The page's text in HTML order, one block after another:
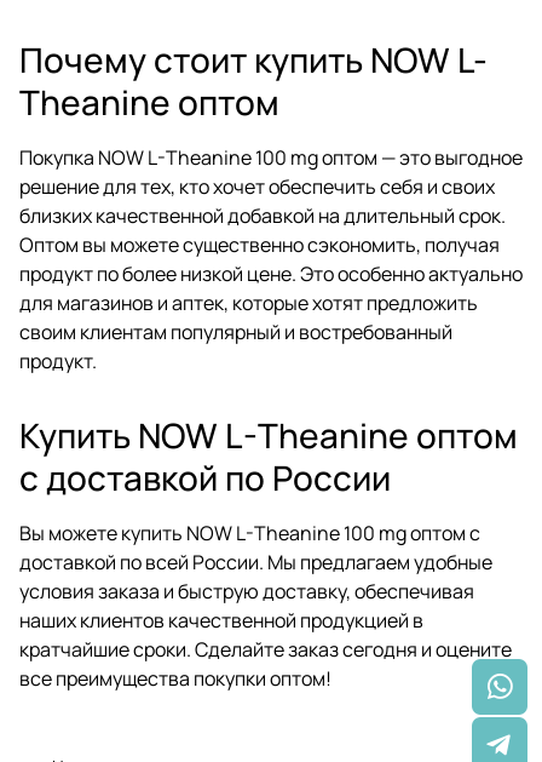
Почему стоит купить NOW L-
Theanine оптом
Покупка NOW L-Theanine 100 mg оптом — это выгодное
решение для тех, кто хочет обеспечить себя и своих
близких качественной добавкой на длительный срок.
Оптом вы можете существенно сэкономить, получая
продукт по более низкой цене. Это особенно актуально
для магазинов и аптек, которые хотят предложить
своим клиентам популярный и востребованный
продукт.
Купить NOW L-Theanine оптом
с доставкой по России
Вы можете купить NOW L-Theanine 100 mg оптом с
доставкой по всей России. Мы предлагаем удобные
условия заказа и быструю доставку, обеспечивая
наших клиентов качественной продукцией в
кратчайшие сроки. Сделайте заказ сегодня и оцените
все преимущества покупки оптом!